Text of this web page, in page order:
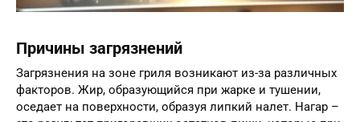
Причины загрязнений
Загрязнения на зоне гриля возникают из-за различных
факторов. Жир, образующийся при жарке и тушении,
оседает на поверхности, образуя липкий налет. Нагар –